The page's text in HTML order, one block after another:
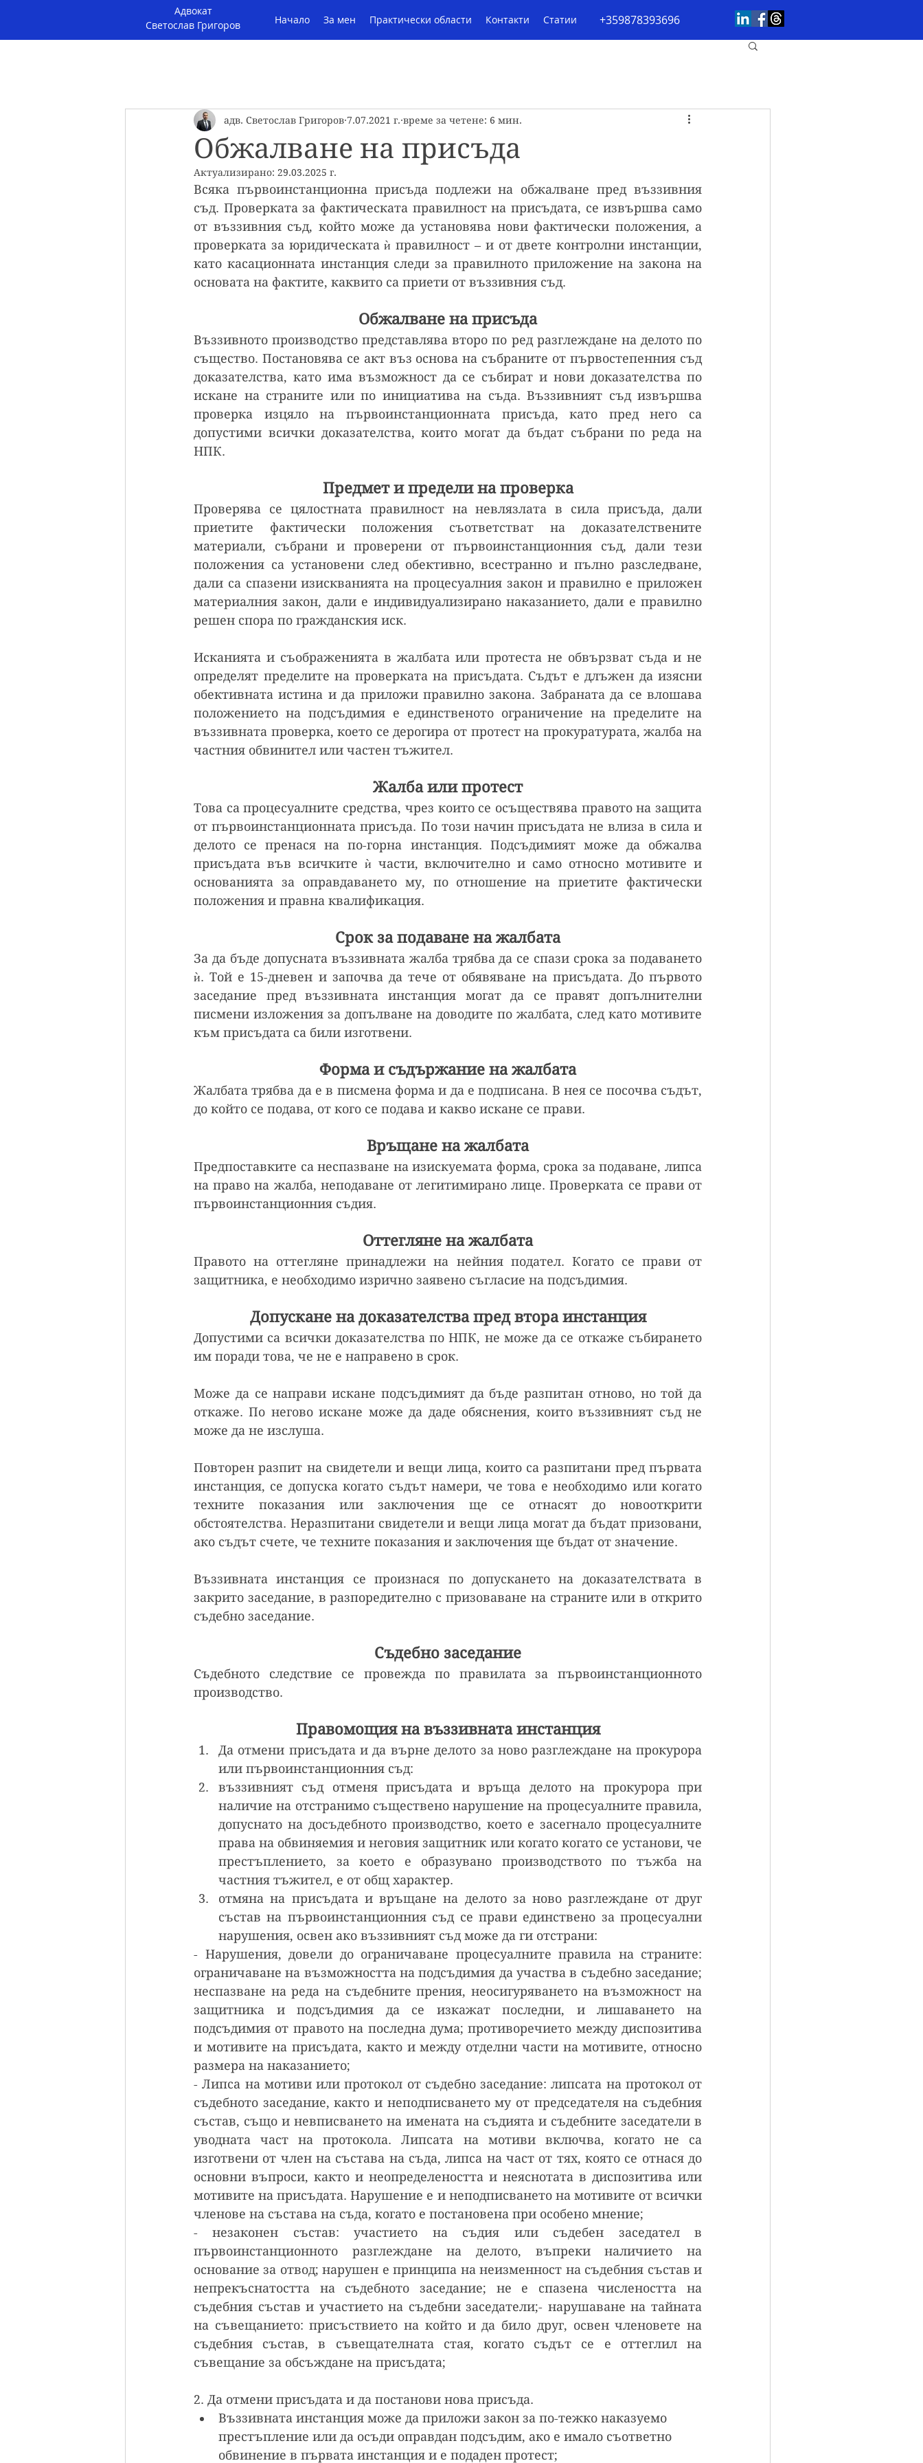
Aдвокат
Светослав Григоров
Начало За мен Практически области Контакти Статии +359878393696
Обжалване на присъда
адв. Светослав Григоров 7.07.2021 г. време за четене: 6 мин.
Актуализирано: 29.03.2025 г.
Всяка първоинстанционна присъда подлежи на обжалване пред въззивния
съд. Проверката за фактическата правилност на присъдата, се извършва само
от въззивния съд, който може да установява нови фактически положения, а
проверката за юридическата ѝ правилност – и от двете контролни инстанции,
като касационната инстанция следи за правилното приложение на закона на
основата на фактите, каквито са приети от въззивния съд.
Обжалване на присъда
Въззивното производство представлява второ по ред разглеждане на делото по
същество. Постановява се акт въз основа на събраните от първостепенния съд
доказателства, като има възможност да се събират и нови доказателства по
искане на страните или по инициатива на съда. Въззивният съд извършва
проверка изцяло на първоинстанционната присъда, като пред него са
допустими всички доказателства, които могат да бъдат събрани по реда на
НПК.
Предмет и предели на проверка
Проверява се цялостната правилност на невлязлата в сила присъда, дали
приетите фактически положения съответстват на доказателствените
материали, събрани и проверени от първоинстанционния съд, дали тези
положения са установени след обективно, всестранно и пълно разследване,
дали са спазени изискванията на процесуалния закон и правилно е приложен
материалния закон, дали е индивидуализирано наказанието, дали е правилно
решен спора по гражданския иск.
Исканията и съображенията в жалбата или протеста не обвързват съда и не
определят пределите на проверката на присъдата. Съдът е длъжен да изясни
обективната истина и да приложи правилно закона. Забраната да се влошава
положението на подсъдимия е единственото ограничение на пределите на
въззивната проверка, което се дерогира от протест на прокуратурата, жалба на
частния обвинител или частен тъжител.
Жалба или протест
Това са процесуалните средства, чрез които се осъществява правото на защита
от първоинстанционната присъда. По този начин присъдата не влиза в сила и
делото се пренася на по-горна инстанция. Подсъдимият може да обжалва
присъдата във всичките ѝ части, включително и само относно мотивите и
основанията за оправдаването му, по отношение на приетите фактически
положения и правна квалификация.
Срок за подаване на жалбата
За да бъде допусната въззивната жалба трябва да се спази срока за подаването
ѝ. Той е 15-дневен и започва да тече от обявяване на присъдата. До първото
заседание пред въззивната инстанция могат да се правят допълнителни
писмени изложения за допълване на доводите по жалбата, след като мотивите
към присъдата са били изготвени.
Форма и съдържание на жалбата
Жалбата трябва да е в писмена форма и да е подписана. В нея се посочва съдът,
до който се подава, от кого се подава и какво искане се прави.
Връщане на жалбата
Предпоставките са неспазване на изискуемата форма, срока за подаване, липса
на право на жалба, неподаване от легитимирано лице. Проверката се прави от
първоинстанционния съдия.
Оттегляне на жалбата
Правото на оттегляне принадлежи на нейния подател. Когато се прави от
защитника, е необходимо изрично заявено съгласие на подсъдимия.
Допускане на доказателства пред втора инстанция
Допустими са всички доказателства по НПК, не може да се откаже събирането
им поради това, че не е направено в срок.
Може да се направи искане подсъдимият да бъде разпитан отново, но той да
откаже. По негово искане може да даде обяснения, които въззивният съд не
може да не изслуша.
Повторен разпит на свидетели и вещи лица, които са разпитани пред първата
инстанция, се допуска когато съдът намери, че това е необходимо или когато
техните показания или заключения ще се отнасят до новооткрити
обстоятелства. Неразпитани свидетели и вещи лица могат да бъдат призовани,
ако съдът счете, че техните показания и заключения ще бъдат от значение.
Въззивната инстанция се произнася по допускането на доказателствата в
закрито заседание, в разпоредително с призоваване на страните или в открито
съдебно заседание.
Съдебно заседание
Съдебното следствие се провежда по правилата за първоинстанционното
производство.
Правомощия на въззивната инстанция
Да отмени присъдата и да върне делото за ново разглеждане на прокурора
или първоинстанционния съд:
въззивният съд отменя присъдата и връща делото на прокурора при
наличие на отстранимо съществено нарушение на процесуалните правила,
допуснато на досъдебното производство, което е засегнало процесуалните
права на обвиняемия и неговия защитник или когато когато се установи, че
престъплението, за което е образувано производството по тъжба на
частния тъжител, е от общ характер.
отмяна на присъдата и връщане на делото за ново разглеждане от друг
състав на първоинстанционния съд се прави единствено за процесуални
нарушения, освен ако въззивният съд може да ги отстрани:
- Нарушения, довели до ограничаване процесуалните правила на страните:
ограничаване на възможността на подсъдимия да участва в съдебно заседание;
неспазване на реда на съдебните прения, неосигуряването на възможност на
защитника и подсъдимия да се изкажат последни, и лишаването на
подсъдимия от правото на последна дума; противоречието между диспозитива
и мотивите на присъдата, както и между отделни части на мотивите, относно
размера на наказанието;
- Липса на мотиви или протокол от съдебно заседание: липсата на протокол от
съдебното заседание, както и неподписването му от председателя на съдебния
състав, също и невписването на имената на съдията и съдебните заседатели в
уводната част на протокола. Липсата на мотиви включва, когато не са
изготвени от член на състава на съда, липса на част от тях, която се отнася до
основни въпроси, както и неопределеността и неяснотата в диспозитива или
мотивите на присъдата. Нарушение е и неподписването на мотивите от всички
членове на състава на съда, когато е постановена при особено мнение;
- незаконен състав: участието на съдия или съдебен заседател в
първоинстанционното разглеждане на делото, въпреки наличието на
основание за отвод; нарушен е принципа на неизменност на съдебния състав и
непрекъснатостта на съдебното заседание; не е спазена числеността на
съдебния състав и участието на съдебни заседатели;- нарушаване на тайната
на съвещанието: присъствието на който и да било друг, освен членовете на
съдебния състав, в съвещателната стая, когато съдът се е оттеглил на
съвещание за обсъждане на присъдата;
2. Да отмени присъдата и да постанови нова присъда.
Въззивната инстанция може да приложи закон за по-тежко наказуемо
престъпление или да осъди оправдан подсъдим, ако е имало съответно
обвинение в първата инстанция и е подаден протест;